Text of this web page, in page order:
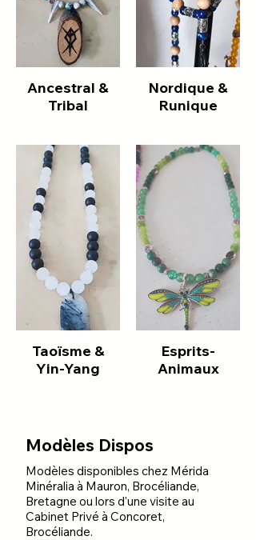
Ancestral &
Tribal
Nordique &
Runique
Taoïsme &
Yin-Yang
Esprits-
Animaux
Modèles Dispos
Modèles disponibles chez Mérida
Minéralia à Mauron, Brocéliande,
Bretagne ou lors d'une visite au
Cabinet Privé à Concoret,
Brocéliande.